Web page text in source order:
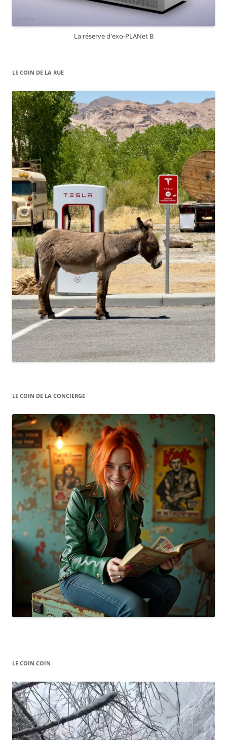
La réserve d'exo-PLANet B
LE COIN DE LA RUE
LE COIN DE LA CONCIERGE
LE COIN COIN
Video
Player